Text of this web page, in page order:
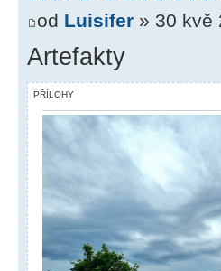
od Luisifer » 30 kvě
Artefakty
PŘÍLOHY